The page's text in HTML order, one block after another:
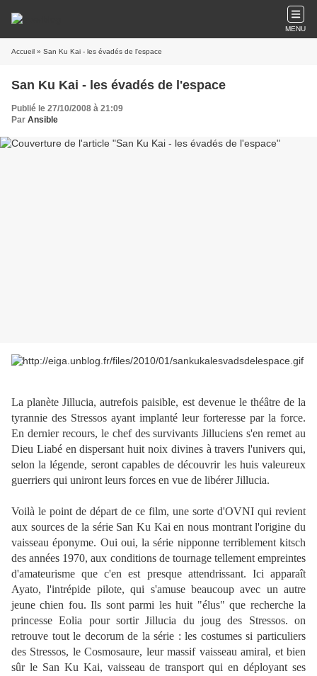
MENU
Accueil » San Ku Kai - les évadés de l'espace
San Ku Kai - les évadés de l'espace
Publié le 27/10/2008 à 21:09
Par Ansible
La planète Jillucia, autrefois paisible, est devenue le théâtre de la
tyrannie des Stressos ayant implanté leur forteresse par la force.
En dernier recours, le chef des survivants Jilluciens s'en remet au
Dieu Liabé en dispersant huit noix divines à travers l'univers qui,
selon la légende, seront capables de découvrir les huis valeureux
guerriers qui uniront leurs forces en vue de libérer Jillucia.
Voilà le point de départ de ce film, une sorte d'OVNI qui revient
aux sources de la série San Ku Kai en nous montrant l'origine du
vaisseau éponyme. Oui oui, la série nipponne terriblement kitsch
des années 1970, aux conditions de tournage tellement empreintes
d'amateurisme que c'en est presque attendrissant. Ici apparaît
Ayato, l'intrépide pilote, qui s'amuse beaucoup avec un autre
jeune chien fou. Ils sont parmi les huit "élus" que recherche la
princesse Eolia pour sortir Jillucia du joug des Stressos. on
retrouve tout le decorum de la série : les costumes si particuliers
des Stressos, le Cosmosaure, leur massif vaisseau amiral, et bien
sûr le San Ku Kai, vaisseau de transport qui en déployant ses